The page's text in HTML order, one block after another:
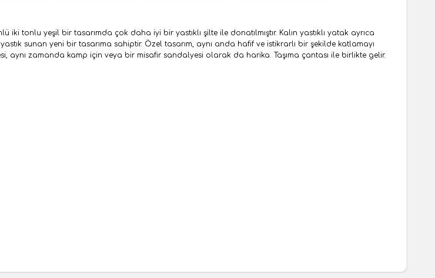
tonlu yeşil bir tasarımda çok daha iyi bir yastıklı şilte ile donatılmıştır. Kalın yastıklı yatak ayrıca
sunan yeni bir tasarıma sahiptir. Özel tasarım, aynı anda hafif ve istikrarlı bir şekilde katlamayı
aynı zamanda kamp için veya bir misafir sandalyesi olarak da harika. Taşıma çantası ile birlikte gelir.